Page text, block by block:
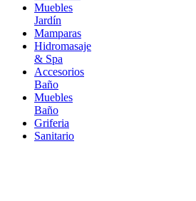
Muebles
Jardín
Mamparas
Hidromasaje
& Spa
Accesorios
Baño
Muebles
Baño
Griferia
Sanitario